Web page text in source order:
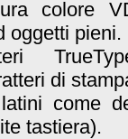
colore
oggetti pieni.
di
come
tastiera).